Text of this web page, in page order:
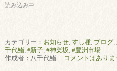
読み込み中…
カテゴリー： お知らせ すし種 ブログ
千代鮨 #新子 #神楽坂 #豊洲市場
作成者：八千代鮨｜
コメントはありま